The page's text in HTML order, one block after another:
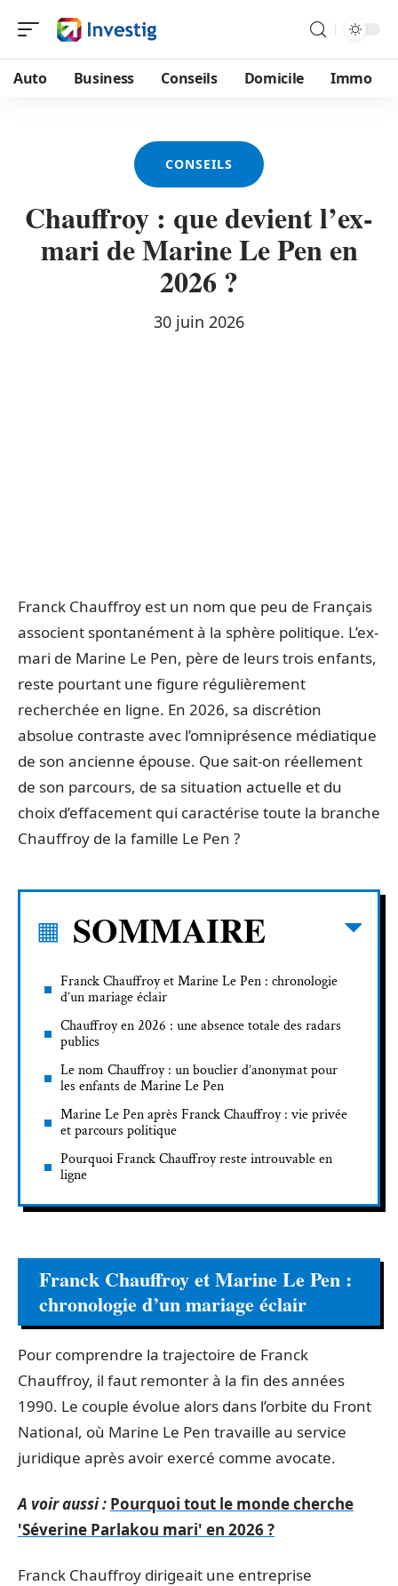
Auto Business Conseils Domicile Immo
CONSEILS
Chauffroy : que devient l’ex-
mari de Marine Le Pen en
2026 ?
30 juin 2026
Franck Chauffroy est un nom que peu de Français
associent spontanément à la sphère politique. L’ex-
mari de Marine Le Pen, père de leurs trois enfants,
reste pourtant une figure régulièrement
recherchée en ligne. En 2026, sa discrétion
absolue contraste avec l’omniprésence médiatique
de son ancienne épouse. Que sait-on réellement
de son parcours, de sa situation actuelle et du
choix d’effacement qui caractérise toute la branche
Chauffroy de la famille Le Pen ?
SOMMAIRE
Franck Chauffroy et Marine Le Pen : chronologie
d’un mariage éclair
Chauffroy en 2026 : une absence totale des radars
publics
Le nom Chauffroy : un bouclier d’anonymat pour
les enfants de Marine Le Pen
Marine Le Pen après Franck Chauffroy : vie privée
et parcours politique
Pourquoi Franck Chauffroy reste introuvable en
ligne
Franck Chauffroy et Marine Le Pen :
chronologie d’un mariage éclair
Pour comprendre la trajectoire de Franck
Chauffroy, il faut remonter à la fin des années
1990. Le couple évolue alors dans l’orbite du Front
National, où Marine Le Pen travaille au service
juridique après avoir exercé comme avocate.
A voir aussi : Pourquoi tout le monde cherche
'Séverine Parlakou mari' en 2026 ?
Franck Chauffroy dirigeait une entreprise